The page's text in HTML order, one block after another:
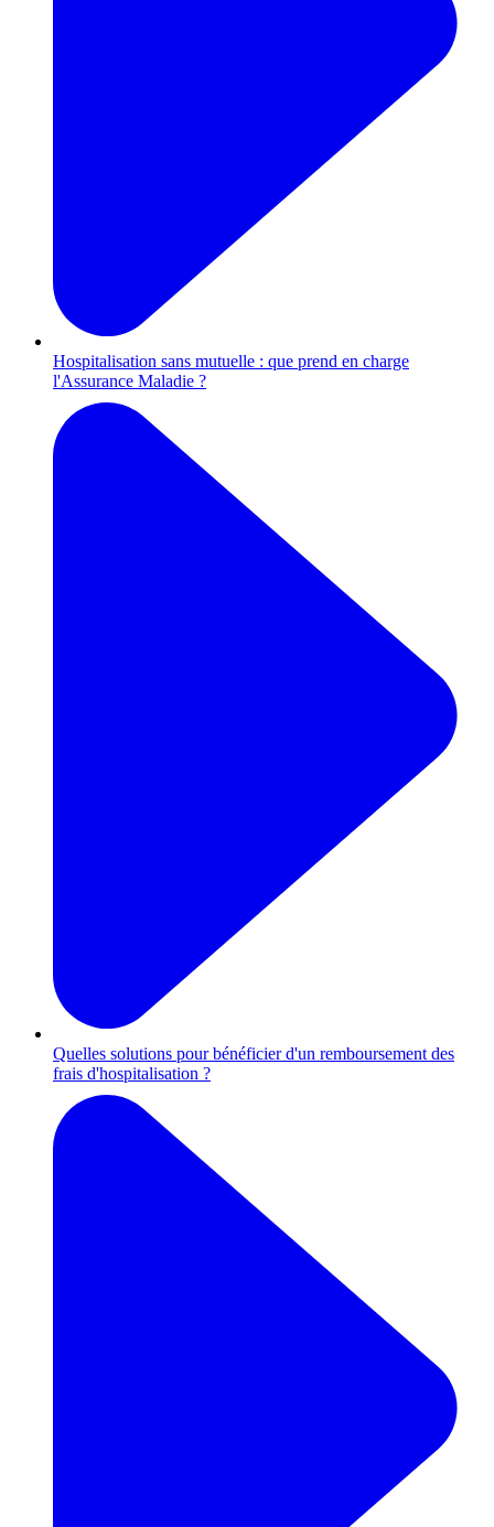
Hospitalisation sans mutuelle : que prend en charge
l'Assurance Maladie ?
Quelles solutions pour bénéficier d'un remboursement des
frais d'hospitalisation ?